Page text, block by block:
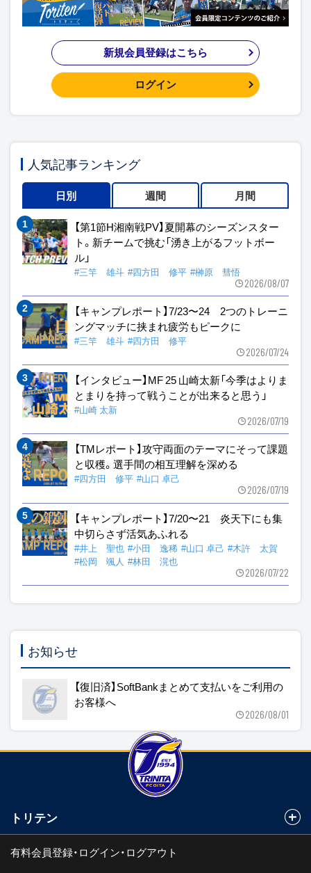
新規会員登録はこちら
ログイン
人気記事ランキング
日別 週間 月間
【第1節H湘南戦PV】夏開幕のシーズンスター
ト。新チームで挑む「湧き上がるフットボー
ル」
#三竿 雄斗 #四方田 修平 #榊原 彗悟
2026/08/07
【キャンプレポート】7/23〜24 2つのトレーニ
ングマッチに挟まれ疲労もピークに
#三竿 雄斗 #四方田 修平
2026/07/24
【インタビュー】MF 25 山崎太新「今季はよりま
とまりを持って戦うことが出来ると思う」
#山崎 太新
2026/07/19
【TMレポート】攻守両面のテーマにそって課題
と収穫。選手間の相互理解を深める
#四方田 修平 #山口 卓己
2026/07/19
【キャンプレポート】7/20〜21 炎天下にも集
中切らさず活気あふれる
#井上 聖也 #小田 逸稀 #山口 卓己 #木許 太賀
#松岡 颯人 #林田 滉也
2026/07/22
お知らせ
【復旧済】SoftBankまとめて支払いをご利用の
お客様へ
2026/08/01
トリテン
有料会員登録・ログイン・ログアウト